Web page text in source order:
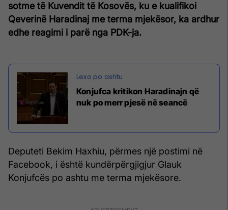
sotme të Kuvendit të Kosovës, ku e kualifikoi
Qeverinë Haradinaj me terma mjekësor, ka ardhur
edhe reagimi i parë nga PDK-ja.
Konjufca kritikon Haradinajn që
nuk po merr pjesë në seancë
Deputeti Bekim Haxhiu, përmes një postimi në
Facebook, i është kundërpërgjigjur Glauk
Konjufcës po ashtu me terma mjekësore.